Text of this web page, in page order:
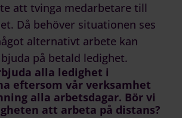
att tvinga medarbetare till
Då behöver situationen ses
alternativt arbete kan
på betald ledighet.
alla ledighet i
eftersom vår verksamhet
alla arbetsdagar. Bör vi
att arbeta på distans?